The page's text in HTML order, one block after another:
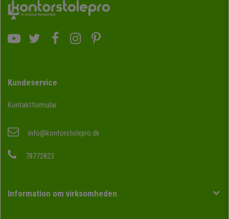
Kundeservice
Kontaktformular
info@kontorstolepro.dk
78772823
Information om virksomheden